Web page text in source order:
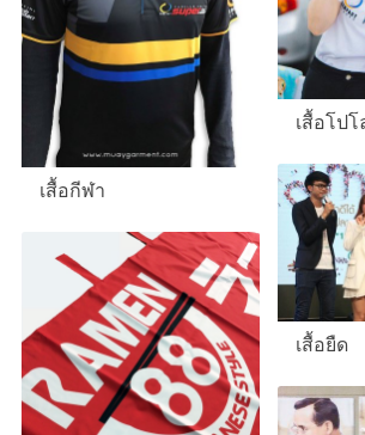
เสื้อกีฬา
เสื้อโปโ
เสื้อยืด